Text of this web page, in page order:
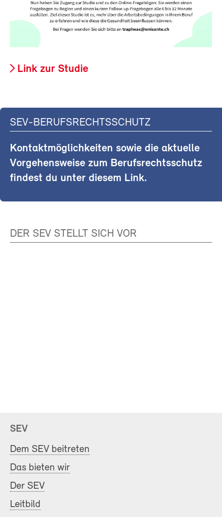
Link zur Studie
SEV-BERUFSRECHTSSCHUTZ
Kontaktmöglichkeiten sowie die aktuelle
Vorgehensweise zum Berufsrechtsschutz
findest du unter diesem Link.
DER SEV STELLT SICH VOR
SEV
Dem SEV beitreten
Das bieten wir
Der SEV
Leitbild